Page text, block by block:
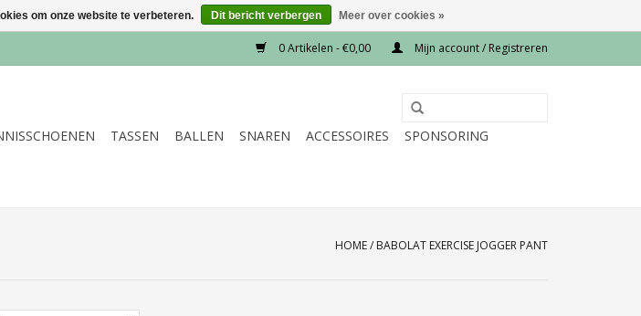
0 Artikelen - €0,00 Mijn account / Registreren
TASSEN BALLEN SNAREN ACCESSOIRES
SPONSORING
HOME/ BABOLAT EXERCISE JOGGER PANT
om onze website te verbeteren. Dit bericht verbergen Meer over cookies »